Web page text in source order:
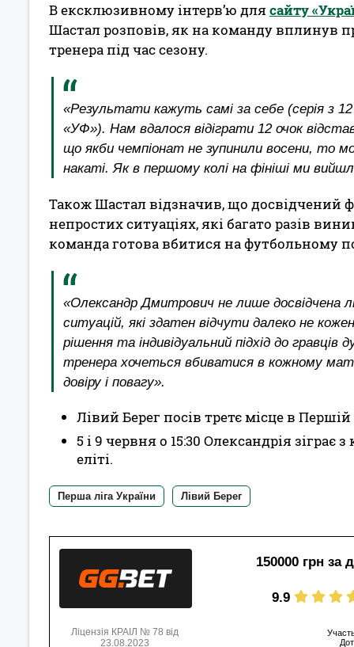
В ексклюзивному інтерв’ю для сайту
Шастал розповів, як на команду вплинув
тренера під час сезону.
«Результати кажуть самі за себе (серія з
«УФ»). Нам вдалося відіграти 12 очок
що якби чемпіонат не зупинили восени, то
накаті. Як в першому колі на фініші ми
Також Шастал відзначив, що досвідчений
непростих ситуаціях, які багато разів
команда готова вбитися на футбольному
«Олександр Дмитрович не лише досвідчена
ситуацій, які здатен відчути далеко не
рішення та індивідуальний підхід до
тренера хочеться вбиватися в кожному
довіру і повагу».
Лівий Берег посів третє місце в
5 і 9 червня о 15:30 Олександрія
еліті.
Перша ліга України Лівий Берег
150000 грн за
9.9
Ліцензія КРАІЛ № 78 від
23.08.2023